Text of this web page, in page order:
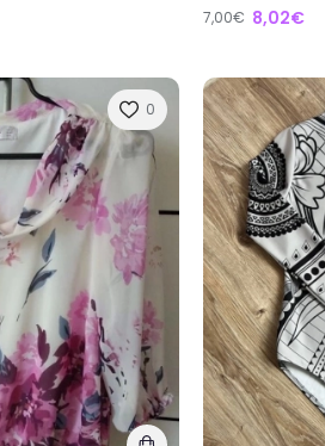
7,00€ 8,02€
0